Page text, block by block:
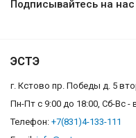
Подписывайтесь на нас
ЭСТЭ
г. Кстово пр. Победы д. 5
Пн-Пт с 9:00 до 18:00, Сб-Вс -
Телефон: +7(831)4-133-111